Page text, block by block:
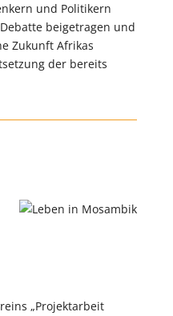
und Politikern
beigetragen und
Zukunft Afrikas
der bereits
„Projektarbeit